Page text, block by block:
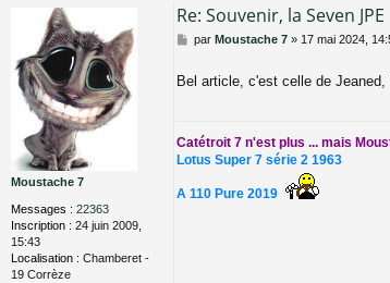
Moustache 7
Messages : 22363
Inscription : 24 juin 2009,
15:43
Localisation : Chamberet -
19 Corrèze
Re: Souvenir, la Seven JPE
M
s
e
par Moustache 7» 17 mai 2024,
Bel article, c'est celle de
Catétroit 7 n'est plus ... mais
Lotus Super 7 série 2 1963
A 110 Pure 2019